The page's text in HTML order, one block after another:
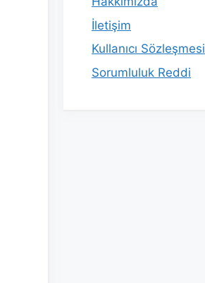
İletişim
Kullanıcı Sözleşmesi
Sorumluluk Reddi